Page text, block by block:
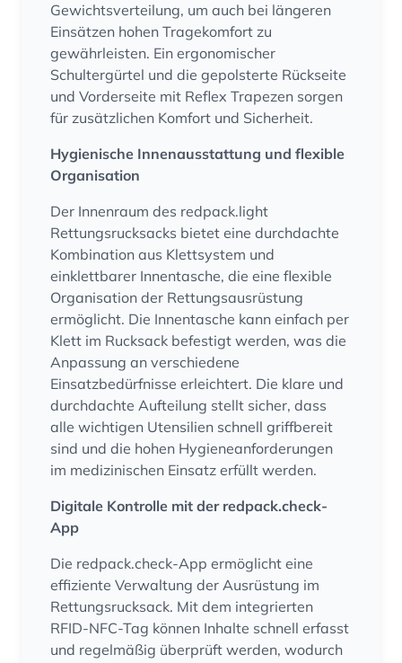
Gewichtsverteilung, um auch bei längeren
Einsätzen hohen Tragekomfort zu
gewährleisten. Ein ergonomischer
Schultergürtel und die gepolsterte Rückseite
und Vorderseite mit Reflex Trapezen sorgen
für zusätzlichen Komfort und Sicherheit.
Hygienische Innenausstattung und flexible
Organisation
Der Innenraum des redpack.light
Rettungsrucksacks bietet eine durchdachte
Kombination aus Klettsystem und
einklettbarer Innentasche, die eine flexible
Organisation der Rettungsausrüstung
ermöglicht. Die Innentasche kann einfach per
Klett im Rucksack befestigt werden, was die
Anpassung an verschiedene
Einsatzbedürfnisse erleichtert. Die klare und
durchdachte Aufteilung stellt sicher, dass
alle wichtigen Utensilien schnell griffbereit
sind und die hohen Hygieneanforderungen
im medizinischen Einsatz erfüllt werden.
Digitale Kontrolle mit der redpack.check-
App
Die redpack.check-App ermöglicht eine
effiziente Verwaltung der Ausrüstung im
Rettungsrucksack. Mit dem integrierten
RFID-NFC-Tag können Inhalte schnell erfasst
und regelmäßig überprüft werden, wodurch